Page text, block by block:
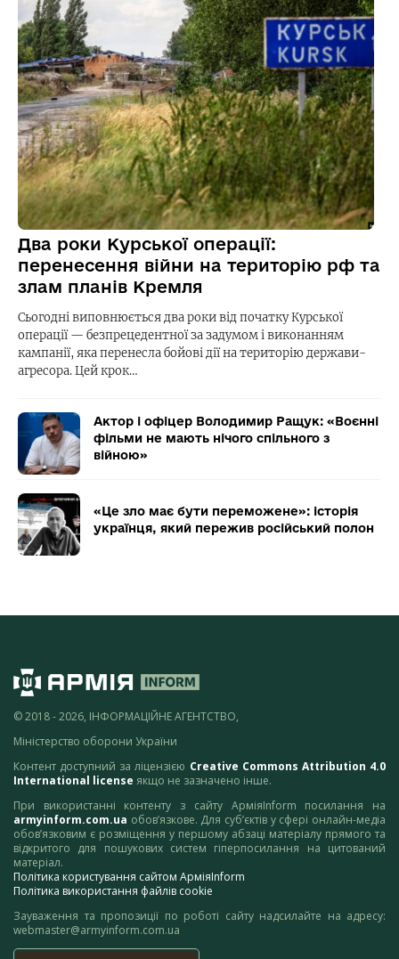
Два роки Курської операції:
перенесення війни на територію рф та
злам планів Кремля
Сьогодні виповнюється два роки від початку Курської
операції — безпрецедентної за задумом і виконанням
кампанії, яка перенесла бойові дії на територію держави-
агресора. Цей крок…
Актор і офіцер Володимир Ращук: «Воєнні
фільми не мають нічого спільного з
війною»
«Це зло має бути переможене»: історія
українця, який пережив російський полон
© 2018 - 2026, ІНФОРМАЦІЙНЕ АГЕНТСТВО,
Міністерство оборони України
Контент доступний за ліцензією Creative Commons Attribution 4.0
International license якщо не зазначено інше.
При використанні контенту з сайту АрміяInform посилання на
armyinform.com.ua обов’язкове. Для суб’єктів у сфері онлайн-медіа
обов’язковим є розміщення у першому абзаці матеріалу прямого та
відкритого для пошукових систем гіперпосилання на цитований
матеріал.
Політика користування сайтом АрміяInform
Політика використання файлів cookie
Зауваження та пропозиції по роботі сайту надсилайте на адресу:
webmaster@armyinform.com.ua